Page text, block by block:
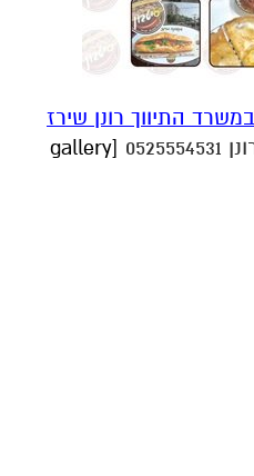
במשרד התיווך רונן שירז
[gallery